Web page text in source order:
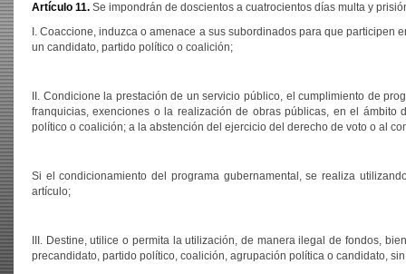
Artículo 11. Se impondrán de doscientos a cuatrocientos días multa y
I. Coaccione, induzca o amenace a sus subordinados para que
un candidato, partido político o coalición;
II. Condicione la prestación de un servicio público, el cumplimiento de
franquicias, exenciones o la realización de obras públicas, en el
político o coalición; a la abstención del ejercicio del derecho de voto o al
Si el condicionamiento del programa gubernamental, se realiza
artículo;
III. Destine, utilice o permita la utilización, de manera ilegal de fondos,
precandidato, partido político, coalición, agrupación política o candidato,